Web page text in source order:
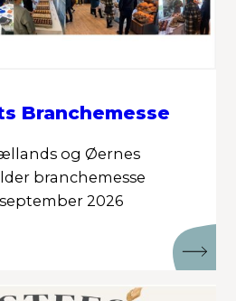
Branchemesse
og Øernes
branchemesse
2026